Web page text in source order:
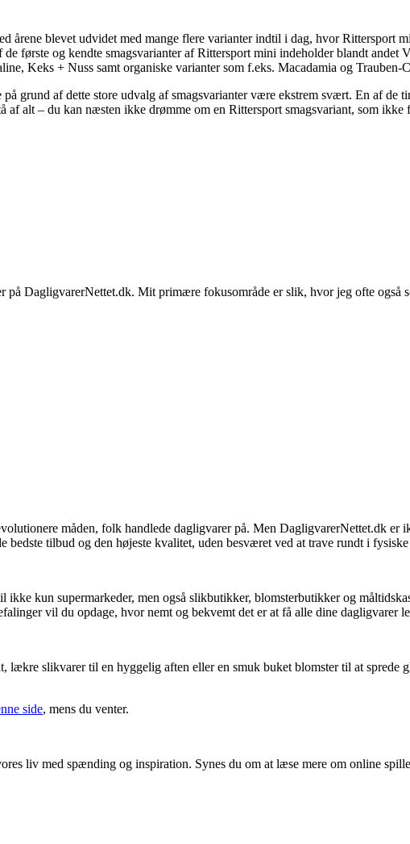
årene blevet udvidet med mange flere varianter indtil i dag, hvor Rittersport
de første og kendte smagsvarianter af Rittersport mini indeholder blandt
Keks + Nuss samt organiske varianter som f.eks. Macadamia og Trauben-
grund af dette store udvalg af smagsvarianter være ekstrem svært. En af de
alt – du kan næsten ikke drømme om en Rittersport smagsvariant, som ikke
DagligvarerNettet.dk. Mit primære fokusområde er slik, hvor jeg ofte også
måden, folk handlede dagligvarer på. Men DagligvarerNettet.dk
tilbud og den højeste kvalitet, uden besværet ved at trave rundt i
ikke kun supermarkeder, men også slikbutikker, blomsterbutikker og
vil du opdage, hvor nemt og bekvemt det er at få alle dine dagligvarer
lækre slikvarer til en hyggelig aften eller en smuk buket blomster til at
side, mens du venter.
liv med spænding og inspiration. Synes du om at læse mere om online